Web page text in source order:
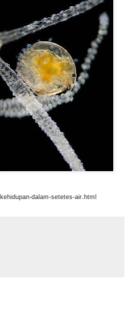
dalam-setetes-air.html